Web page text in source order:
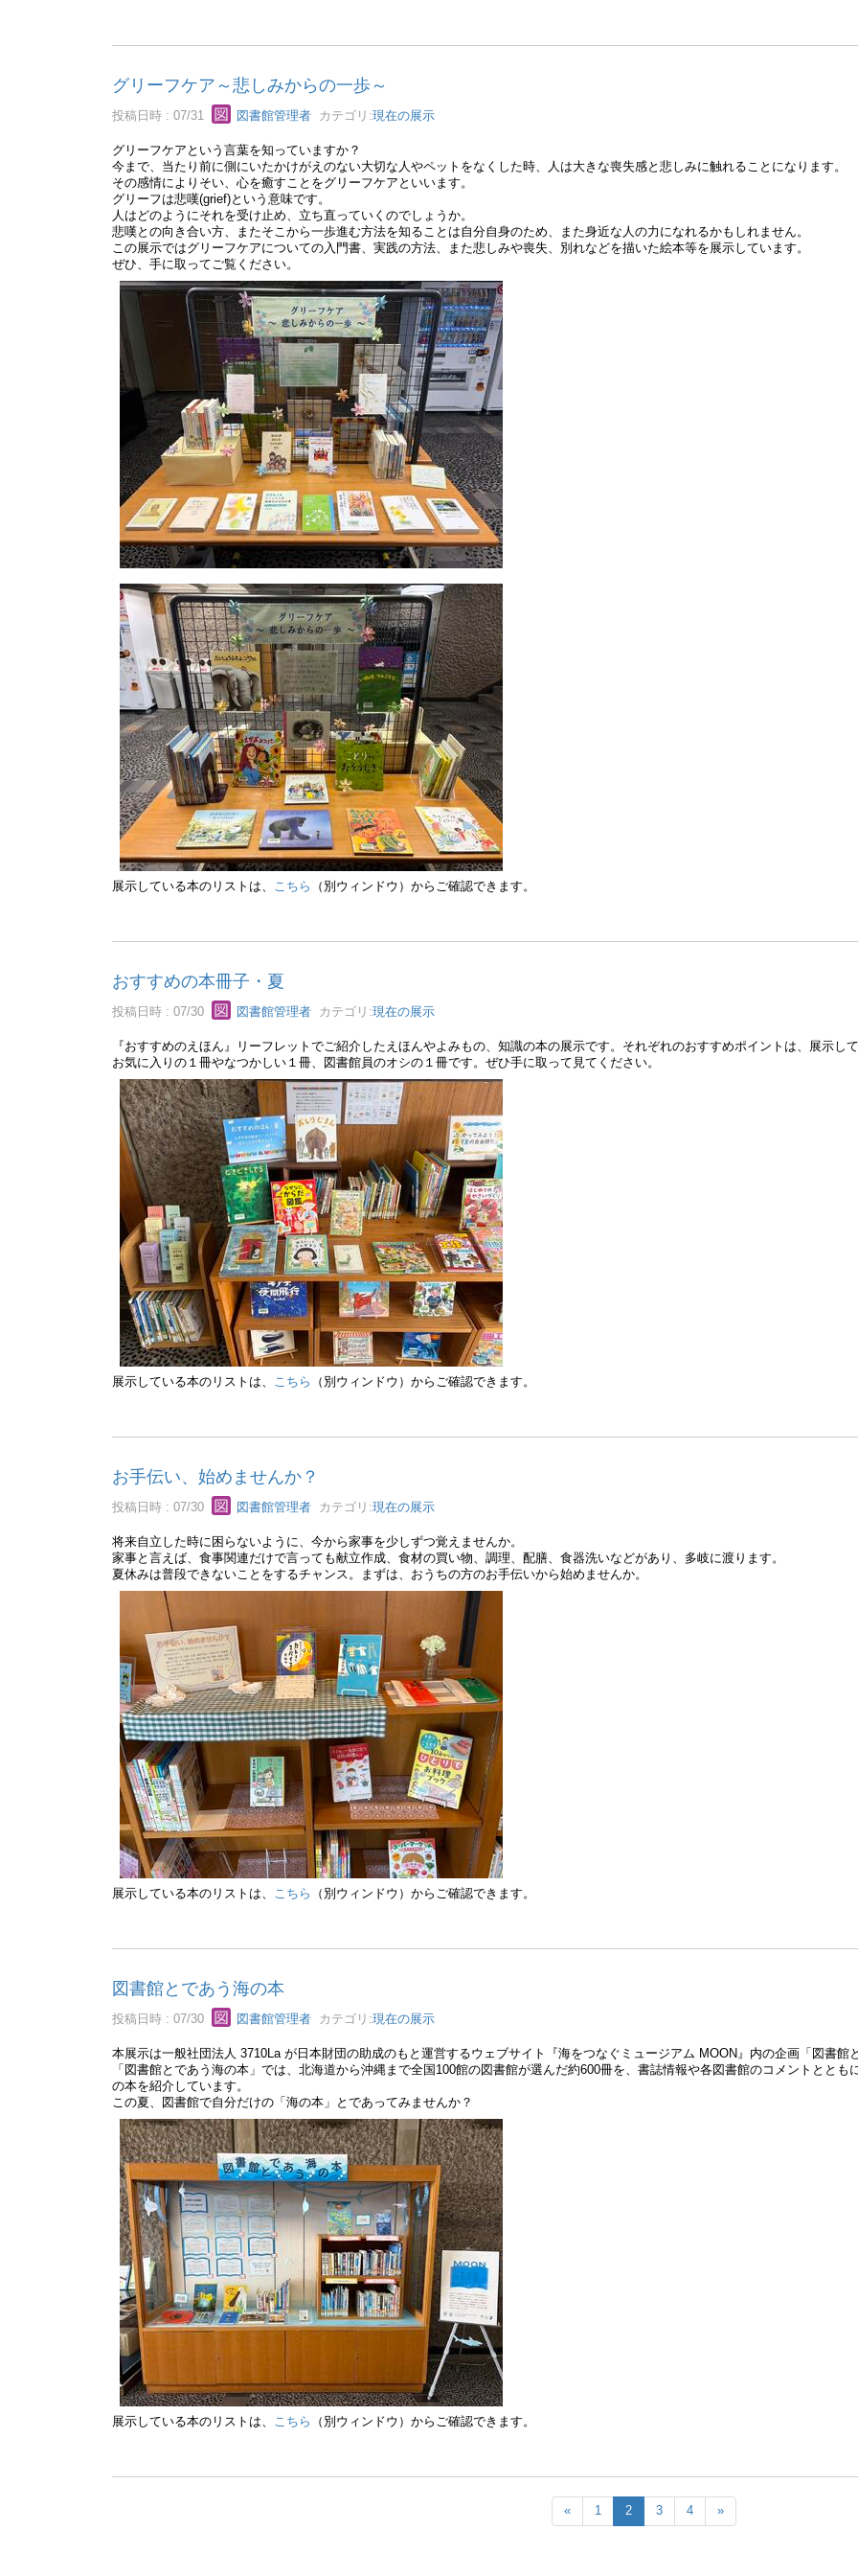
グリーフケア～悲しみからの一歩～
投稿日時 : 07/31 図書館管理者 カテゴリ:現在の展示
グリーフケアという言葉を知っていますか？
今まで、当たり前に側にいたかけがえのない大切な人やペットをなくした時、人は大きな喪失感と悲しみに触れることになります。
その感情によりそい、心を癒すことをグリーフケアといいます。
グリーフは悲嘆(grief)という意味です。
人はどのようにそれを受け止め、立ち直っていくのでしょうか。
悲嘆との向き合い方、またそこから一歩進む方法を知ることは自分自身のため、また身近な人の力になれるかもしれません。
この展示ではグリーフケアについての入門書、実践の方法、また悲しみや喪失、別れなどを描いた絵本等を展示しています。
ぜひ、手に取ってご覧ください。
展示している本のリストは、 こちら （別ウィンドウ）からご確認できます。
おすすめの本冊子・夏
投稿日時 : 07/30 図書館管理者 カテゴリ:現在の展示
『おすすめのえほん』リーフレットでご紹介したえほんやよみもの、知識の本の展示です。それぞれのおすすめポイントは、展示し
お気に入りの１冊やなつかしい１冊、図書館員のオシの１冊です。ぜひ手に取って見てください。
展示している本のリストは、 こちら （別ウィンドウ）からご確認できます。
お手伝い、始めませんか？
投稿日時 : 07/30 図書館管理者 カテゴリ:現在の展示
将来自立した時に困らないように、今から家事を少しずつ覚えませんか。
家事と言えば、食事関連だけで言っても献立作成、食材の買い物、調理、配膳、食器洗いなどがあり、多岐に渡ります。
夏休みは普段できないことをするチャンス。まずは、おうちの方のお手伝いから始めませんか。
展示している本のリストは、 こちら （別ウィンドウ）からご確認できます。
図書館とであう海の本
投稿日時 : 07/30 図書館管理者 カテゴリ:現在の展示
本展⽰は⼀般社団法⼈ 3710La が⽇本財団の助成のもと運営するウェブサイト『海をつなぐミュージアム MOON』内の企画「図書館
「図書館とであう海の本」では、北海道から沖縄まで全国100館の図書館が選んだ約600冊を、書誌情報や各図書館のコメントとと
の本を紹介しています。
この夏、図書館で自分だけの「海の本」とであってみませんか？
展示している本のリストは、 こちら （別ウィンドウ）からご確認できます。
« 1 2 3 4 »